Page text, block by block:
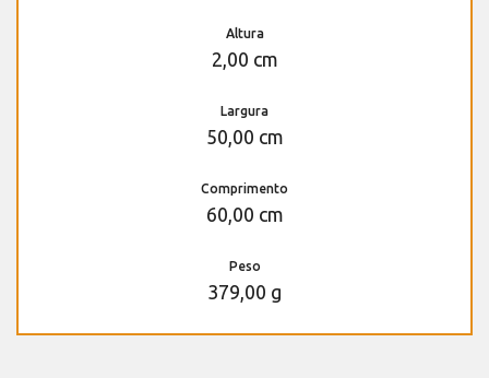
Altura
2,00 cm
Largura
50,00 cm
Comprimento
60,00 cm
Peso
379,00 g